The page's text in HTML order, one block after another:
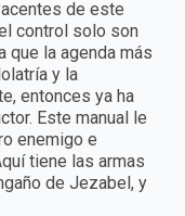
de este
control solo son
que la agenda más
y la
entonces ya ha
Este manual le
enemigo e
tiene las armas
de Jezabel, y